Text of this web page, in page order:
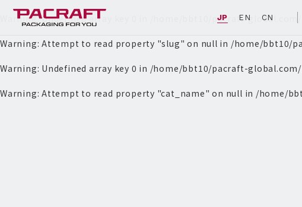
JP EN CN
Warning: Undefined array key 0 in /home/bbt10/pacraft-
Warning: Attempt to read property "slug" on null in /home/bbt10/
Warning: Undefined array key 0 in /home/bbt10/pacraft-
Warning: Attempt to read property "cat_name" on null in /home/